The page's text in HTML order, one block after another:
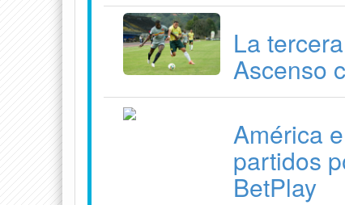
La
Ascenso
América
partidos
BetPlay